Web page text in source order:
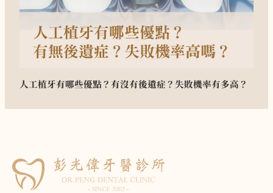
人工植牙有哪些優點？有沒有後遺症？失敗機率有多高？